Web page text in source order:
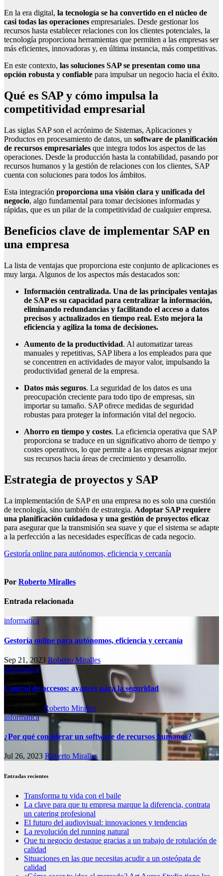
En la era digital, la tecnología se ha convertido en el núcleo de
casi todas las operaciones empresariales. Desde gestionar los
recursos hasta establecer relaciones con los clientes potenciales, la
tecnología proporciona herramientas que permiten a las empresas ser
más eficientes, innovadoras y, en última instancia, más competitivas.
En este contexto, las soluciones SAP se presentan como una
opción robusta y confiable para impulsar un negocio hacia el éxito.
Qué es SAP y cómo impulsa la
competitividad empresarial
Las siglas SAP son el acrónimo de Sistemas, Aplicaciones y
Productos en procesamiento de datos, un software de planificación
de recursos empresariales que integra todos los aspectos de las
operaciones. Desde la producción hasta la contabilidad, pasando por
recursos humanos y la gestión de relaciones con los clientes, SAP
cuenta con soluciones para todos los ámbitos.
Esta integración proporciona una visión clara y unificada del
negocio, algo fundamental para tomar decisiones informadas y
rápidas, que es un pilar de la competitividad de cualquier empresa.
Beneficios clave de implementar SAP en
una empresa
La lista de ventajas que proporciona este conjunto de aplicaciones es
muy larga. Algunos de los aspectos más destacados son:
Información centralizada. Una de las principales ventajas
de SAP es su capacidad para centralizar la información,
eliminando redundancias y facilitando el acceso a datos
precisos y actualizados en tiempo real. Esto mejora la
eficiencia y agiliza la toma de decisiones.
Aumento de la productividad. Al automatizar tareas
manuales y repetitivas, SAP libera a los empleados para que
se concentren en actividades de mayor valor, impulsando la
productividad general de la empresa.
Datos más seguros. La seguridad de los datos es una
preocupación creciente para todo tipo de empresas, sin
importar su tamaño. SAP ofrece medidas de seguridad
robustas para proteger la información vital del negocio.
Ahorro en tiempo y costes. La eficiencia operativa que SAP
proporciona se traduce en un significativo ahorro de tiempo y
costes operativos, lo que permite a las empresas asignar mejor
sus recursos hacia áreas de crecimiento y desarrollo.
Estrategia de proyectos y SAP
La implementación de SAP en una empresa no es solo una cuestión
de tecnología, sino también de estrategia. Adoptar SAP requiere
una planificación cuidadosa y una gestión de proyectos eficaz
para asegurar que la transmisión sea suave y que el sistema se adapte
a la perfección a las necesidades específicas de cada negocio.
Navegación
entradas
Gestoría online para autónomos, eficiencia y cercanía
Por Roberto Miralles
Entrada relacionada
informatica
Gestoría online para autónomos, eficiencia y cercanía
Sep 21, 2023 Roberto Miralles
informatica
Control de accesos: avances para la seguridad
Roberto Miralles
informatica
¿Por qué considerar un software de recursos humanos?
Jul 26, 2023 Roberto Miralles
Entradas recientes
Transforma tu vida con el baile
La clave para que tu empresa marque la diferencia, contrata
un catering profesional
El futuro del audiovisual: innovaciones y tendencias
La revolución del running natural
Que tu negocio destaque gracias a un trabajo de rotulación de
calidad
Situaciones en las que necesitas acudir a un osteópata de
calidad